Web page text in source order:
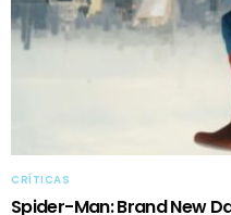
CRÍTICAS
Spider-Man: Brand New